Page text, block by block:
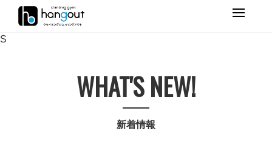
Primary
S
WHAT'S NEW!
新着情報